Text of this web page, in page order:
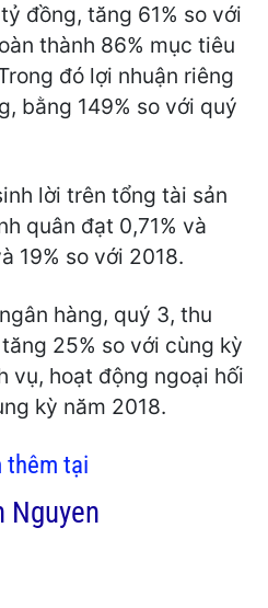
đồng, tăng 61% so với
thành 86% mục tiêu
đó lợi nhuận riêng
bằng 149% so với quý
lời trên tổng tài sản
quân đạt 0,71% và
19% so với 2018.
hàng, quý 3, thu
25% so với cùng kỳ
vụ, hoạt động ngoại hối
kỳ năm 2018.
thêm tại
Nguyen